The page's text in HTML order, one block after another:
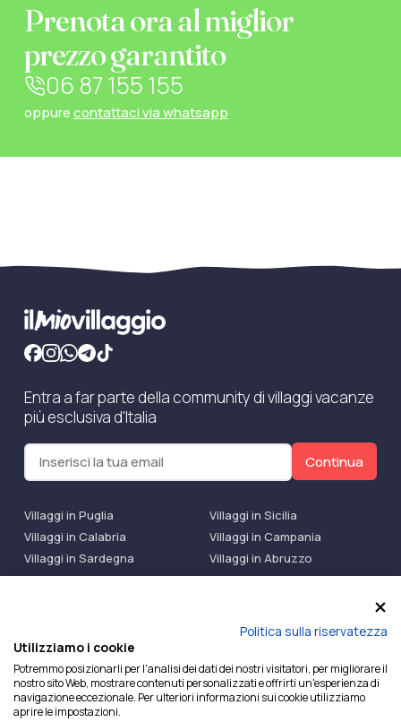
Prenota ora al miglior
prezzo garantito
06 87 155 155
oppurecontattaci via whatsapp
Entra a far parte della community di villaggi vacanze
più esclusiva d'Italia
Continua
Villaggi in Puglia
Villaggi in Sicilia
Villaggi in Calabria
Villaggi in Campania
Villaggi in Sardegna
Villaggi in Abruzzo
Villaggi Bluserena
Villaggi TH Resort
Ilmiovillaggio è un marchio di Ekiwi S.r.l.
Licenza Agenzia Viaggi e Turismo n° 2015/0133251 del
26/02/2015 e coperta da RC per Agenzia di Viaggi n°
OX00081147 REVO Specialty LiabilityXTravel Agencies.
Politica sulla riservatezza
Utilizziamo i cookie
Potremmo posizionarli per l'analisi dei dati dei nostri visitatori, per migliorare il
nostro sito Web, mostrare contenuti personalizzati e offrirti un'esperienza di
navigazione eccezionale. Per ulteriori informazioni sui cookie utilizziamo
aprire le impostazioni.